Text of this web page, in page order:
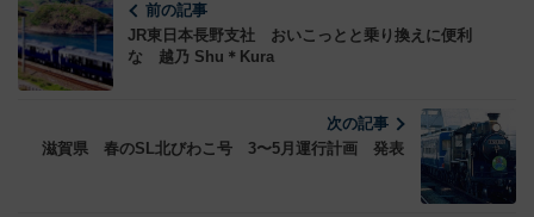
前の記事
JR東日本長野支社 おいこっとと乗り換えに便利
な 越乃 Shu＊Kura
次の記事
滋賀県 春のSL北びわこ号 3〜5月運行計画 発表